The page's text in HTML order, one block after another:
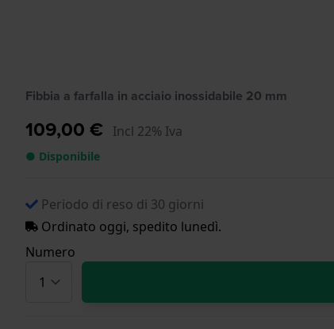
Fibbia a farfalla in acciaio inossidabile 20 mm
109,00 € Incl 22% Iva
● Disponibile
Periodo di reso di 30 giorni
Ordinato oggi, spedito lunedì.
Numero